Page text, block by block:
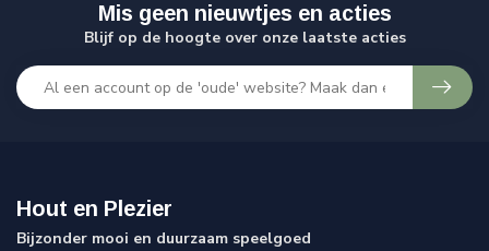
Mis geen nieuwtjes en acties
Blijf op de hoogte over onze laatste acties
Hout en Plezier
Bijzonder mooi en duurzaam speelgoed